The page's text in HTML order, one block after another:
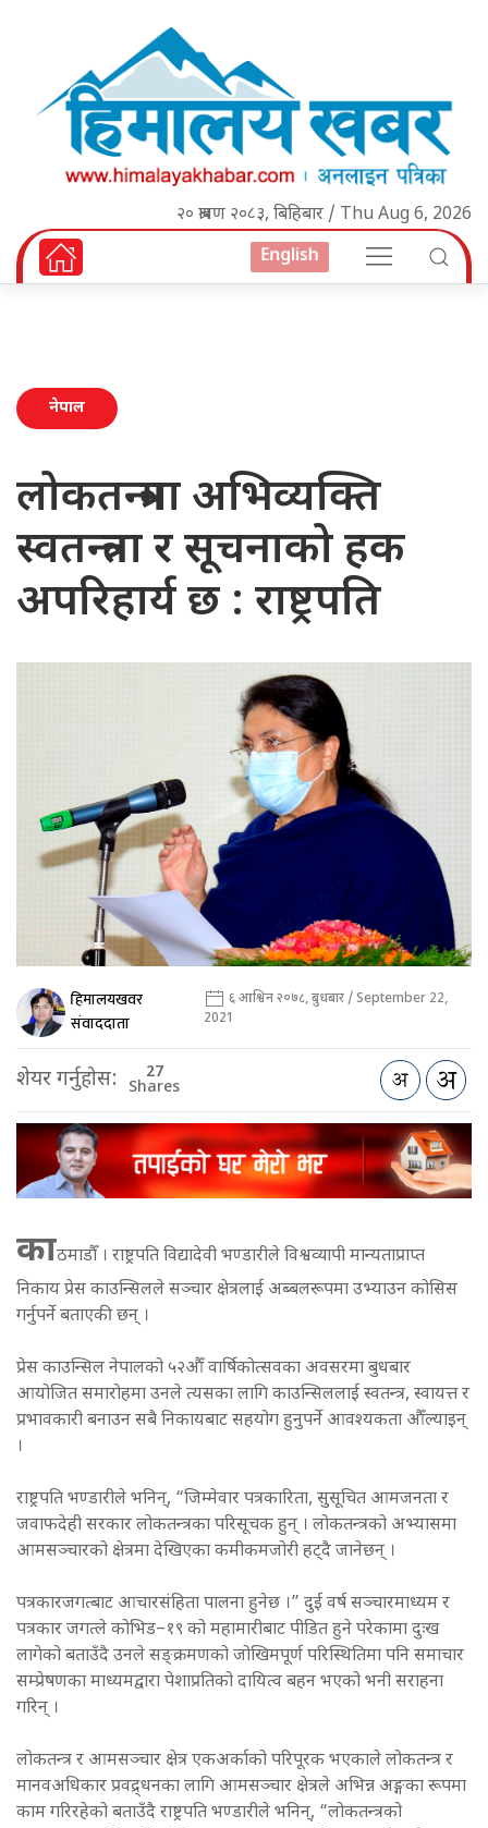
२० श्रावण २०८३, बिहिबार / Thu Aug 6, 2026
English
नेपाल
लोकतन्त्रमा अभिव्यक्ति
स्वतन्त्रता र सूचनाको हक
अपरिहार्य छ : राष्ट्रपति
हिमालयखवर
संवाददाता
६ आश्विन २०७८, बुधबार / September 22,
2021
शेयर गर्नुहोस: 27
Shares
काठमाडौँ । राष्ट्रपति विद्यादेवी भण्डारीले विश्वव्यापी मान्यताप्राप्त
निकाय प्रेस काउन्सिलले सञ्चार क्षेत्रलाई अब्बलरूपमा उभ्याउन कोसिस
गर्नुपर्ने बताएकी छन् ।
प्रेस काउन्सिल नेपालको ५२औँ वार्षिकोत्सवका अवसरमा बुधबार
आयोजित समारोहमा उनले त्यसका लागि काउन्सिललाई स्वतन्त्र, स्वायत्त र
प्रभावकारी बनाउन सबै निकायबाट सहयोग हुनुपर्ने आवश्यकता औँल्याइन्
।
राष्ट्रपति भण्डारीले भनिन्, “जिम्मेवार पत्रकारिता, सुसूचित आमजनता र
जवाफदेही सरकार लोकतन्त्रका परिसूचक हुन् । लोकतन्त्रको अभ्यासमा
आमसञ्चारको क्षेत्रमा देखिएका कमीकमजोरी हट्दै जानेछन् ।
पत्रकारजगत्बाट आचारसंहिता पालना हुनेछ ।” दुई वर्ष सञ्चारमाध्यम र
पत्रकार जगत्ले कोभिड–१९ को महामारीबाट पीडित हुने परेकामा दुःख
लागेको बताउँदै उनले सङ्क्रमणको जोखिमपूर्ण परिस्थितिमा पनि समाचार
सम्प्रेषणका माध्यमद्वारा पेशाप्रतिको दायित्व बहन भएको भनी सराहना
गरिन् ।
लोकतन्त्र र आमसञ्चार क्षेत्र एकअर्काको परिपूरक भएकाले लोकतन्त्र र
मानवअधिकार प्रवद्र्धनका लागि आमसञ्चार क्षेत्रले अभिन्न अङ्गका रूपमा
काम गरिरहेको बताउँदै राष्ट्रपति भण्डारीले भनिन्, “लोकतन्त्रको